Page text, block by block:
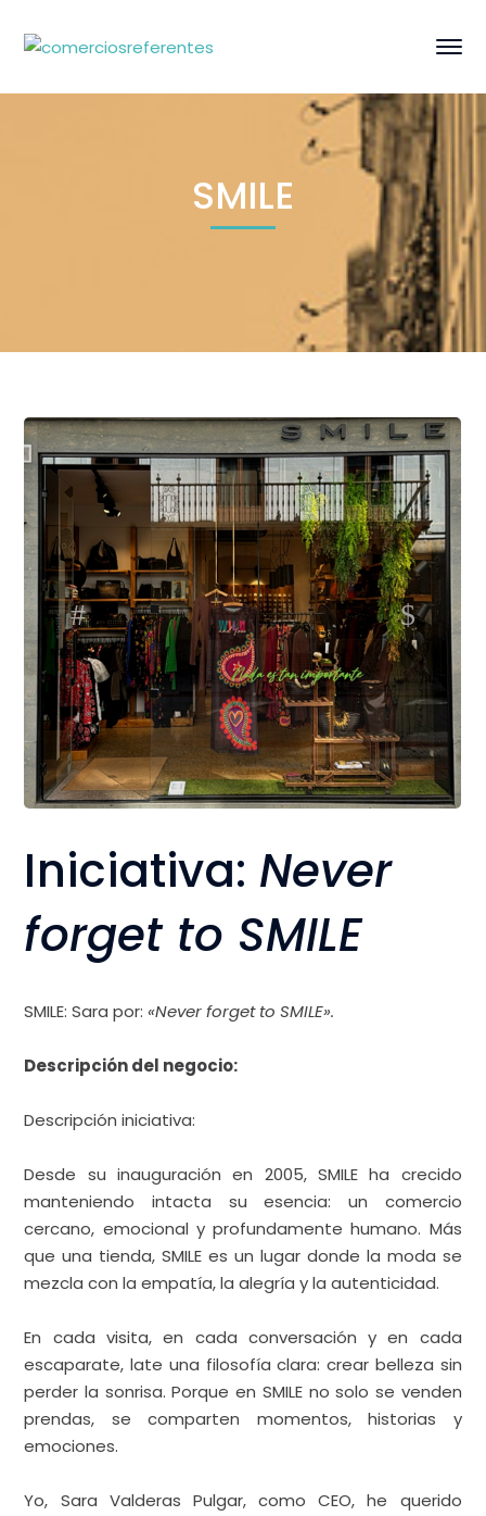
SMILE
Iniciativa: Never
forget to SMILE
SMILE: Sara por:«Never forget to SMILE».
Descripción del negocio:
Descripción iniciativa:
Desde su inauguración en 2005, SMILE ha crecido
manteniendo intacta su esencia: un comercio
cercano, emocional y profundamente humano. Más
que una tienda, SMILE es un lugar donde la moda se
mezcla con la empatía, la alegría y la autenticidad.
En cada visita, en cada conversación y en cada
escaparate, late una filosofía clara: crear belleza sin
perder la sonrisa. Porque en SMILE no solo se venden
prendas, se comparten momentos, historias y
emociones.
Yo, Sara Valderas Pulgar, como CEO, he querido